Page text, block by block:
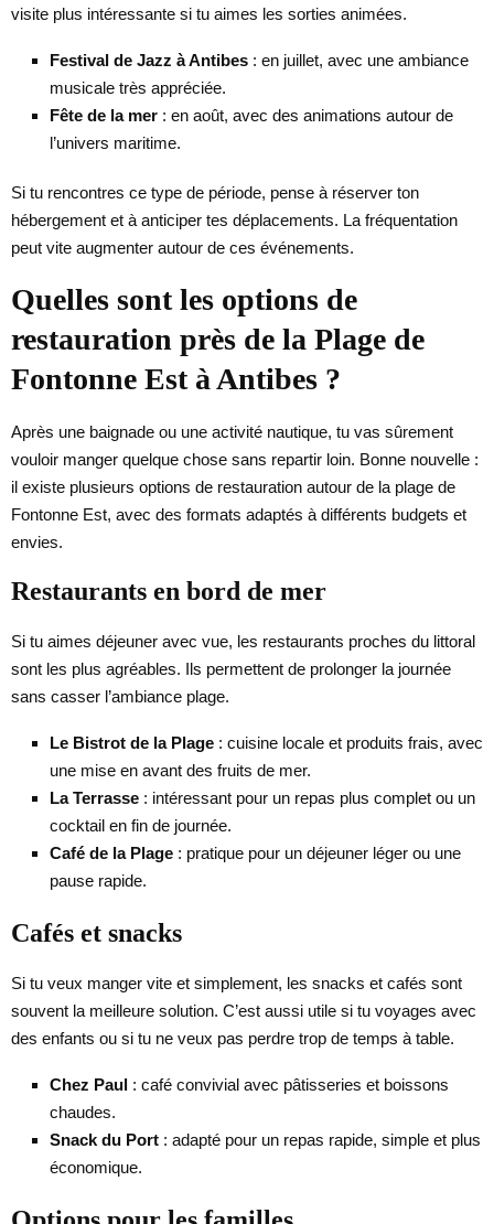
visite plus intéressante si tu aimes les sorties animées.
Festival de Jazz à Antibes : en juillet, avec une ambiance
musicale très appréciée.
Fête de la mer : en août, avec des animations autour de
l’univers maritime.
Si tu rencontres ce type de période, pense à réserver ton
hébergement et à anticiper tes déplacements. La fréquentation
peut vite augmenter autour de ces événements.
Quelles sont les options de
restauration près de la Plage de
Fontonne Est à Antibes ?
Après une baignade ou une activité nautique, tu vas sûrement
vouloir manger quelque chose sans repartir loin. Bonne nouvelle :
il existe plusieurs options de restauration autour de la plage de
Fontonne Est, avec des formats adaptés à différents budgets et
envies.
Restaurants en bord de mer
Si tu aimes déjeuner avec vue, les restaurants proches du littoral
sont les plus agréables. Ils permettent de prolonger la journée
sans casser l’ambiance plage.
Le Bistrot de la Plage : cuisine locale et produits frais, avec
une mise en avant des fruits de mer.
La Terrasse : intéressant pour un repas plus complet ou un
cocktail en fin de journée.
Café de la Plage : pratique pour un déjeuner léger ou une
pause rapide.
Cafés et snacks
Si tu veux manger vite et simplement, les snacks et cafés sont
souvent la meilleure solution. C’est aussi utile si tu voyages avec
des enfants ou si tu ne veux pas perdre trop de temps à table.
Chez Paul : café convivial avec pâtisseries et boissons
chaudes.
Snack du Port : adapté pour un repas rapide, simple et plus
économique.